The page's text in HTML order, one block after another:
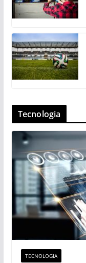
Tecnologia
TECNOLOGIA